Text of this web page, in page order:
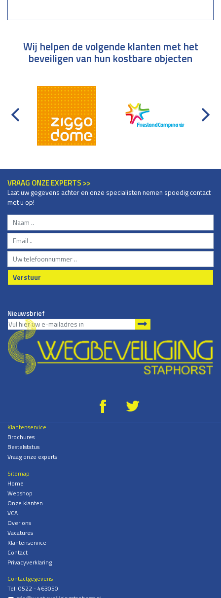
Wij helpen de volgende klanten met het
beveiligen van hun kostbare objecten
VRAAG ONZE EXPERTS >>
Laat uw gegevens achter en onze specialisten nemen spoedig contact
met u op!
Verstuur
Nieuwsbrief
g *
Klantenservice
Brochures
Bestelstatus
Vraag onze experts
Sitemap
Home
Webshop
Onze klanten
VCA
Over ons
Vacatures
Klantenservice
Contact
Privacyverklaring
Contactgegevens
Tel: 0522 - 463050